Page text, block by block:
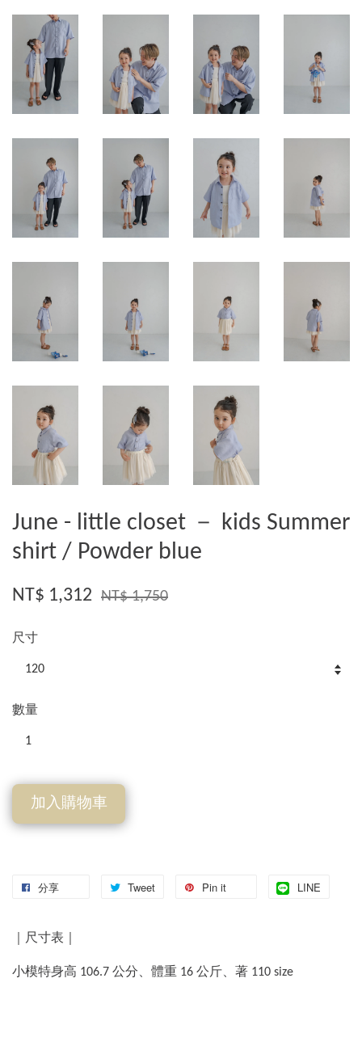
June - little closet － kids Summer
shirt / Powder blue
NT$ 1,312 NT$ 1,750
尺寸
數量
加入購物車
分享 Tweet Pin it LINE
｜尺寸表｜
小模特身高 106.7 公分、體重 16 公斤、著 110 size